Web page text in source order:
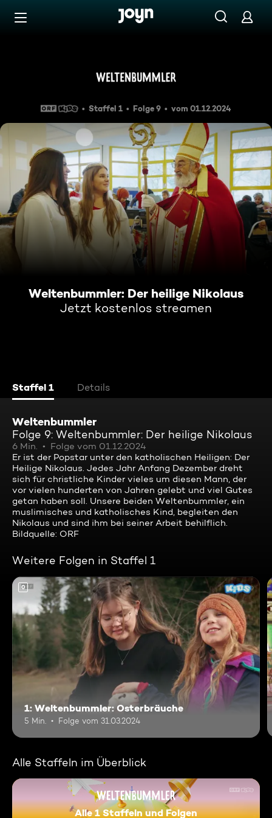
Zum Inhalt springen
Staffel 1 Folge 9 vom 01.12.2024
Weltenbummler: Der heilige Nikolaus
Jetzt kostenlos streamen
Staffel 1 Details
Weltenbummler
Folge 9: Weltenbummler: Der heilige Nikolaus
6 Min.
Folge vom 01.12.2024
Er ist der Popstar unter den katholischen Heiligen: Der
Heilige Nikolaus. Jedes Jahr Anfang Dezember dreht
sich für christliche Kinder vieles um diesen Mann, der
vor vielen hunderten von Jahren gelebt und viel Gutes
getan haben soll. Unsere beiden Weltenbummler, ein
muslimisches und katholisches Kind, begleiten den
Nikolaus und sind ihm bei seiner Arbeit behilflich.
Bildquelle: ORF
Weitere Folgen in Staffel 1
0
1: Weltenbummler: Osterbräuche
5 Min. Folge vom 31.03.2024
Alle Staffeln im Überblick
Alle 1 Staffeln und Folgen